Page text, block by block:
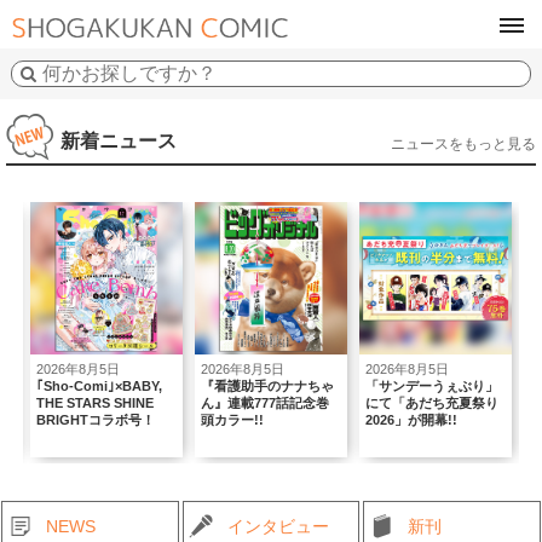
新着ニュース ニュースをもっと見る
2026年8月5日
『看護助手のナナちゃ
ん』連載777話記念巻
頭カラー!!
2026年8月5日
「サンデーうぇぶり」
にて「あだち充夏祭り
2026」が開幕!!
2026年8月3日
「ちゃお」9月号のちゃ
おシールフェスで盛り
上がっちゃおう！
NEWS インタビュー 新刊